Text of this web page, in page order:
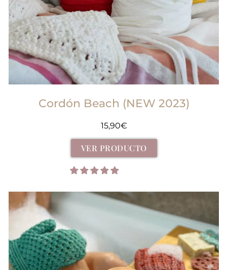
Cordón Beach (NEW 2023)
15,90€
VER PRODUCTO